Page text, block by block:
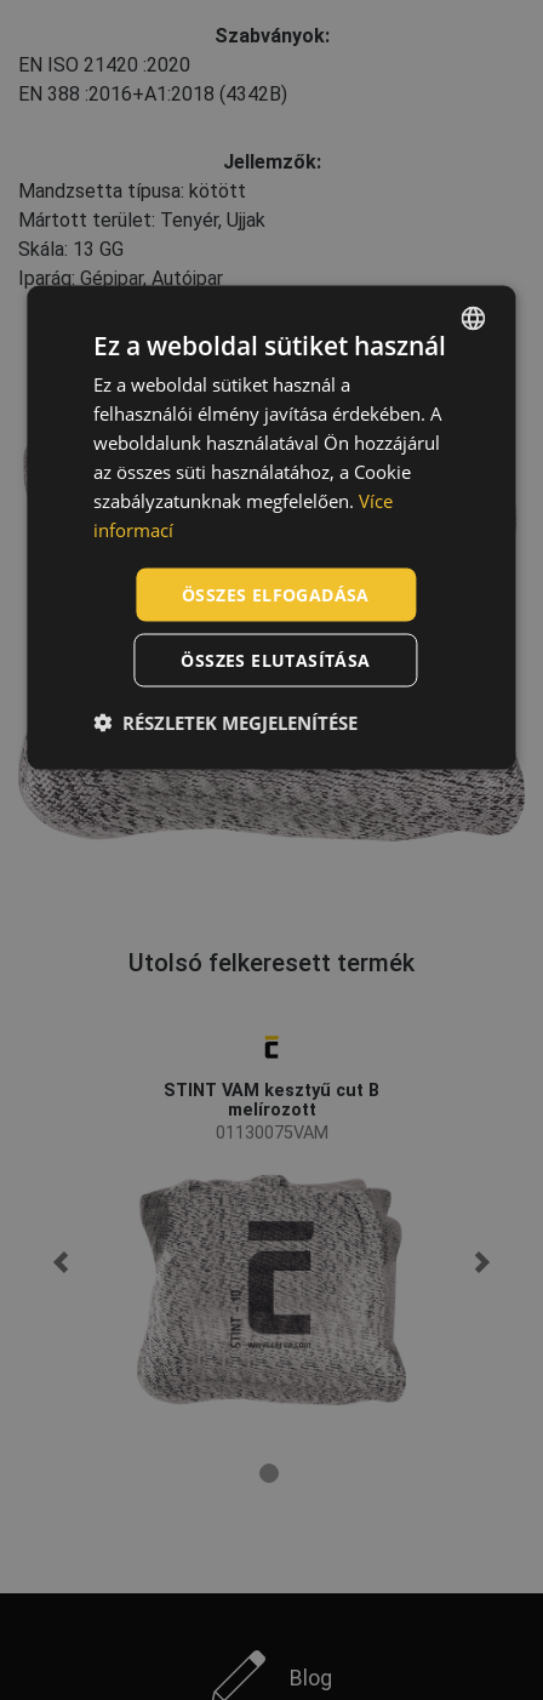
Szabványok:
EN ISO 21420 :2020
EN 388 :2016+A1:2018 (4342B)
Jellemzők:
Mandzsetta típusa: kötött
Mártott terület: Tenyér, Ujjak
Skála: 13 GG
Iparág: Gépipar, Autóipar
Utolsó felkeresett termék
STINT VAM kesztyű cut B
melírozott
01130075VAM
Blog
CZECH
HUNGARIAN
SLOVAK
GERMAN
FRENCH
Ez a weboldal sütiket használ
Ez a weboldal sütiket használ a
felhasználói élmény javítása érdekében. A
weboldalunk használatával Ön hozzájárul
az összes süti használatához, a Cookie
szabályzatunknak megfelelően. Více
informací
ÖSSZES ELFOGADÁSA
ÖSSZES ELUTASÍTÁSA
RÉSZLETEK MEGJELENÍTÉSE